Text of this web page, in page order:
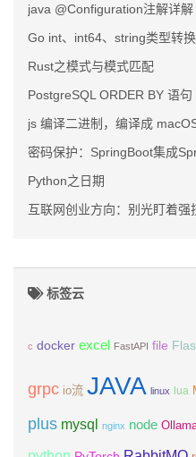
java @Configuration注解详解
Go int、int64、string类型转换
Rust之模式与模式匹配
PostgreSQL ORDER BY 语句
js 编译二进制，编译成
密码保护：SpringBoot集成
Python之日期
互联网创业方向：别光盯着
标签云
c docker excel FastAPI file
grpc io流 JAVA linux lua
plus mysql nginx node